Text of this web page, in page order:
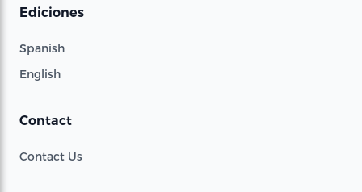
Ediciones
Spanish
English
Contact
Contact Us